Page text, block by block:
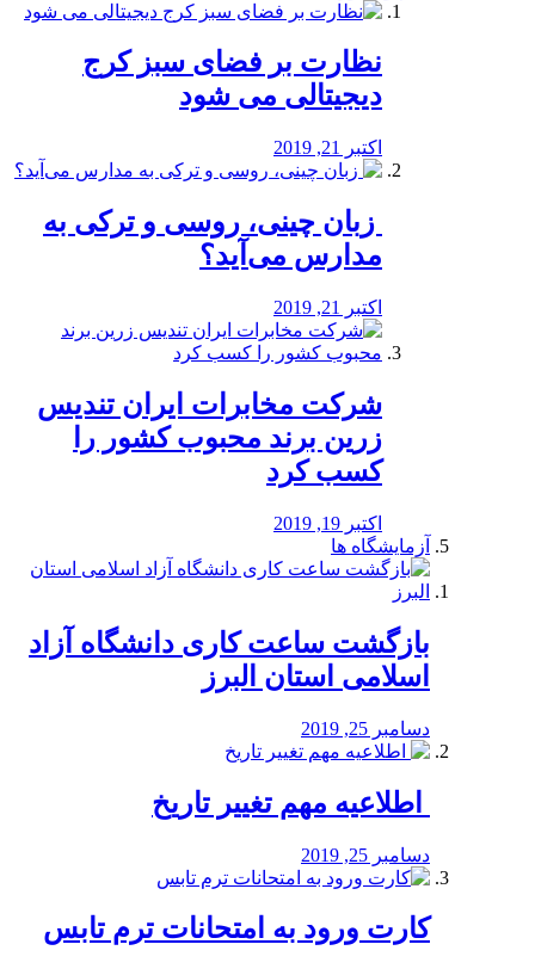
نظارت بر فضای سبز کرج
دیجیتالی می شود
اکتبر 21, 2019
️ زبان چینی، روسی و ترکی به
مدارس می‌آید؟
اکتبر 21, 2019
شرکت مخابرات ایران تندیس
زرین برند محبوب کشور را
کسب کرد
اکتبر 19, 2019
آزمایشگاه ها
بازگشت ساعت کاری دانشگاه آزاد
اسلامی استان البرز
دسامبر 25, 2019
️ اطلاعیه مهم تغییر تاریخ
دسامبر 25, 2019
کارت ورود به امتحانات ترم تابس